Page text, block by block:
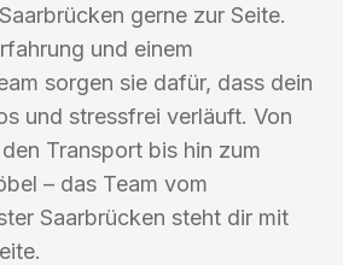
gerne zur Seite.
und einem
sorgen sie dafür, dass dein
und stressfrei verläuft. Von
Transport bis hin zum
– das Team vom
Saarbrücken steht dir mit